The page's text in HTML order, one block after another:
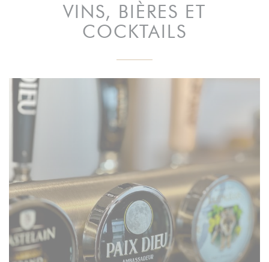
VINS, BIÈRES ET
COCKTAILS